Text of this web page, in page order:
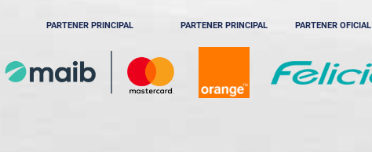
PARTENER PRINCIPAL PARTENER PRINCIPAL PARTENER OFICIAL